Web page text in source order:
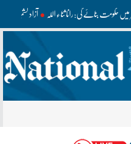
میں حکومت بنائے گی: رانا ثناء اللہ آزاد کشمیر